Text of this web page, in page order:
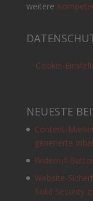
weitere
Cookie-
NEUESTE
Content-
generierte
Widerruf-
Website-
Solid Security